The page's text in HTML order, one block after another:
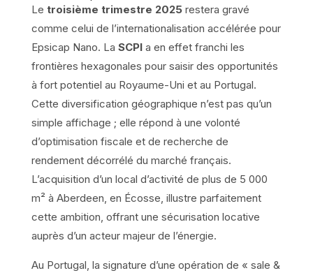
Le troisième trimestre 2025restera gravé
comme celui de l’internationalisation accélérée pour
Epsicap Nano. La SCPIa en effet franchi les
frontières hexagonales pour saisir des opportunités
à fort potentiel au Royaume-Uni et au Portugal.
Cette diversification géographique n’est pas qu’un
simple affichage ; elle répond à une volonté
d’optimisation fiscale et de recherche de
rendement décorrélé du marché français.
L’acquisition d’un local d’activité de plus de 5 000
m² à Aberdeen, en Écosse, illustre parfaitement
cette ambition, offrant une sécurisation locative
auprès d’un acteur majeur de l’énergie.
Au Portugal, la signature d’une opération de « sale &